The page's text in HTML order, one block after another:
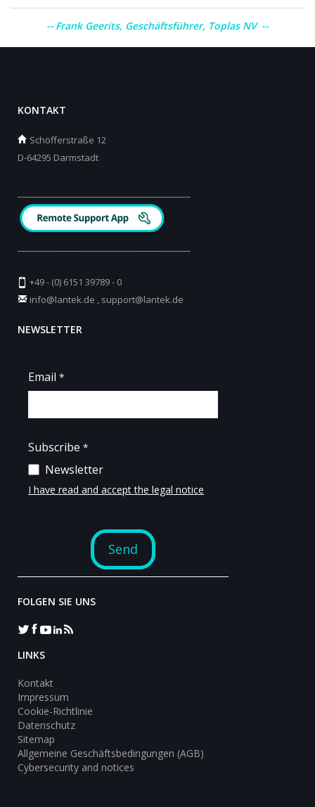
Frank Geerits, Geschäftsführer, Toplas NV
KONTAKT
Schöfferstraße 12
D-64295 Darmstadt
+49 - (0) 6151 39789 - 0
info@lantek.de
support@lantek.de
NEWSLETTER
FOLGEN SIE UNS
LINKS
Kontakt
Impressum
Cookie-Richtlinie
Datenschutz
Sitemap
Allgemeine Geschäftsbedingungen (AGB)
Cybersecurity and notices